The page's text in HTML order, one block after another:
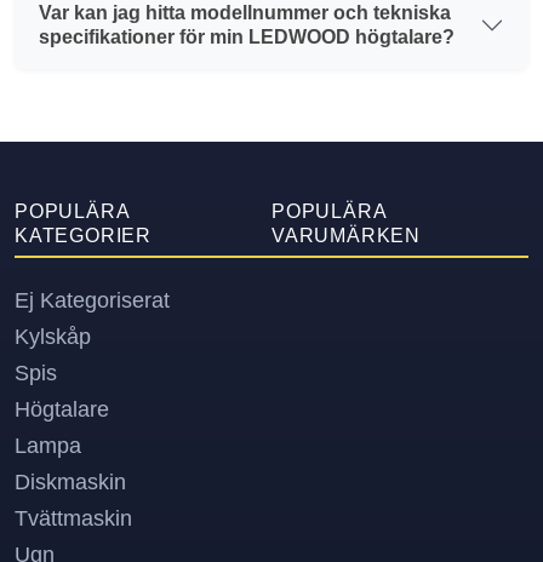
Var kan jag hitta modellnummer och tekniska
specifikationer för min LEDWOOD högtalare?
POPULÄRA
KATEGORIER
Ej Kategoriserat
Kylskåp
Spis
Högtalare
Lampa
Diskmaskin
Tvättmaskin
Ugn
POPULÄRA
VARUMÄRKEN